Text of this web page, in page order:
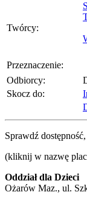
Twórcy:
Przeznaczenie:
Odbiorcy:
Skocz do:
Sprawdź
(kliknij w nazwę
Oddział dla Dzieci
Ożarów Maz., ul.